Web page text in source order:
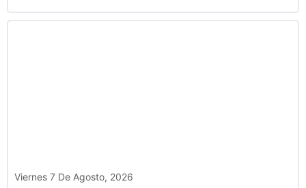
Viernes 7 De Agosto, 2026